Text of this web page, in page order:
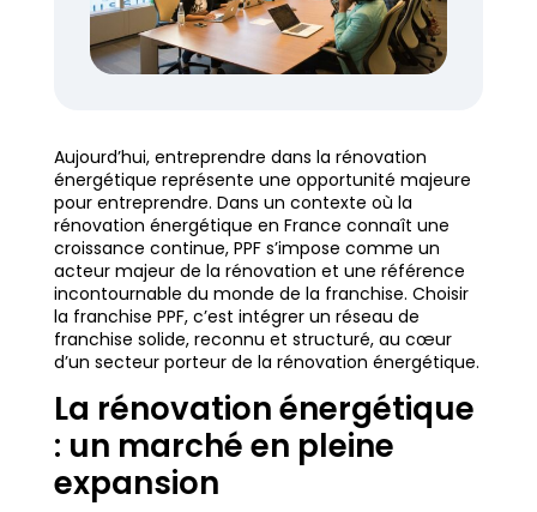
Aujourd’hui, entreprendre dans la rénovation
énergétique représente une opportunité majeure
pour entreprendre. Dans un contexte où la
rénovation énergétique en France connaît une
croissance continue, PPF s’impose comme un
acteur majeur de la rénovation et une référence
incontournable du monde de la franchise. Choisir
la franchise PPF, c’est intégrer un réseau de
franchise solide, reconnu et structuré, au cœur
d’un secteur porteur de la rénovation énergétique.
La rénovation énergétique
: un marché en pleine
expansion